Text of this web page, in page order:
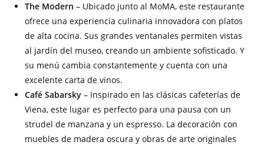
The Modern – Ubicado junto al MoMA, este restaurante
ofrece una experiencia culinaria innovadora con platos
de alta cocina. Sus grandes ventanales permiten vistas
al jardín del museo, creando un ambiente sofisticado. Y
su menú cambia constantemente y cuenta con una
excelente carta de vinos.
Café Sabarsky – Inspirado en las clásicas cafeterías de
Viena, este lugar es perfecto para una pausa con un
strudel de manzana y un espresso. La decoración con
muebles de madera oscura y obras de arte originales